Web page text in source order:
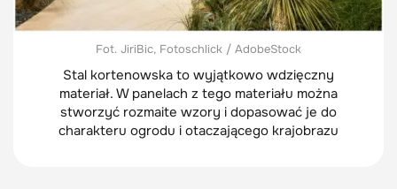
Fot. JiriBic, Fotoschlick / AdobeStock
Stal kortenowska to wyjątkowo wdzięczny
materiał. W panelach z tego materiału można
stworzyć rozmaite wzory i dopasować je do
charakteru ogrodu i otaczającego krajobrazu